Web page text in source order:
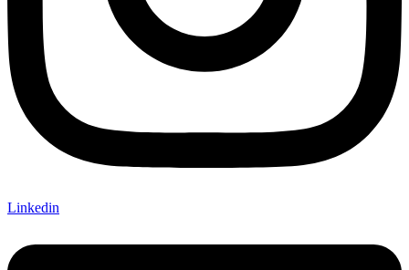
Linkedin